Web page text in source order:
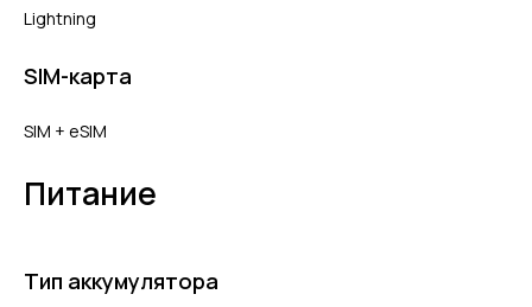
Lightning
SIM-карта
SIM + eSIM
Питание
Тип аккумулятора